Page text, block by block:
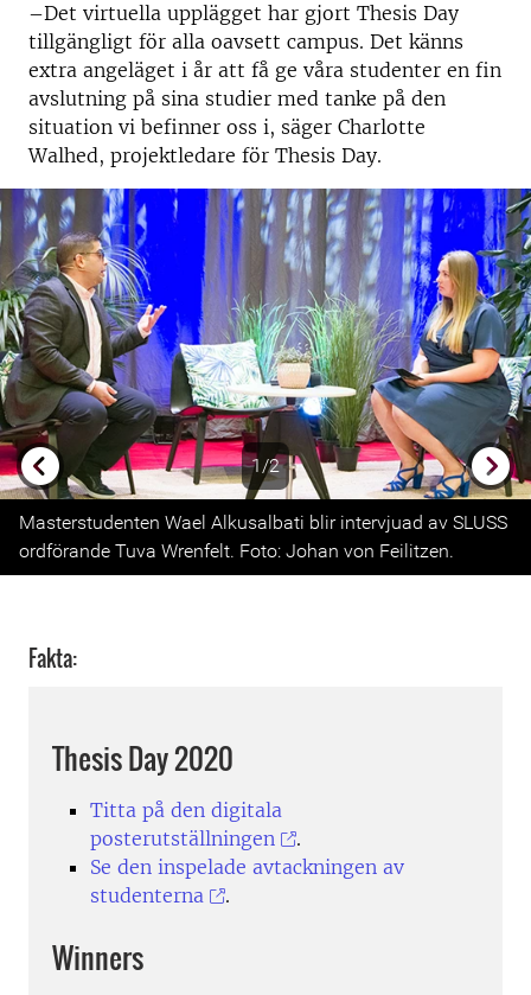
–Det virtuella upplägget har gjort Thesis Day
tillgängligt för alla oavsett campus. Det känns
extra angeläget i år att få ge våra studenter en fin
avslutning på sina studier med tanke på den
situation vi befinner oss i, säger Charlotte
Walhed, projektledare för Thesis Day.
1/2
Previous
Next
Masterstudenten Wael Alkusalbati blir intervjuad av SLUSS
ordförande Tuva Wrenfelt. Foto: Johan von Feilitzen.
Fakta:
Thesis Day 2020
Titta på den digitala
posterutställningen
.
Se den inspelade avtackningen av
studenterna
.
Winners